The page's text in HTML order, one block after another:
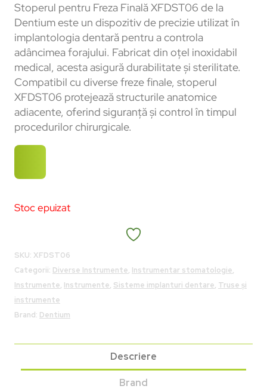
Stoperul pentru Freza Finală XFDST06 de la
Dentium este un dispozitiv de precizie utilizat în
implantologia dentară pentru a controla
adâncimea forajului. Fabricat din oțel inoxidabil
medical, acesta asigură durabilitate și sterilitate.
Compatibil cu diverse freze finale, stoperul
XFDST06 protejează structurile anatomice
adiacente, oferind siguranță și control în timpul
procedurilor chirurgicale.
Stoc epuizat
SKU: XFDST06
Categorii: Diverse Instrumente, Instrumentar stomatologie,
Instrumente, Instrumente, Sisteme implanturi dentare, Truse și
instrumente
Brand: Dentium
Descriere
Brand